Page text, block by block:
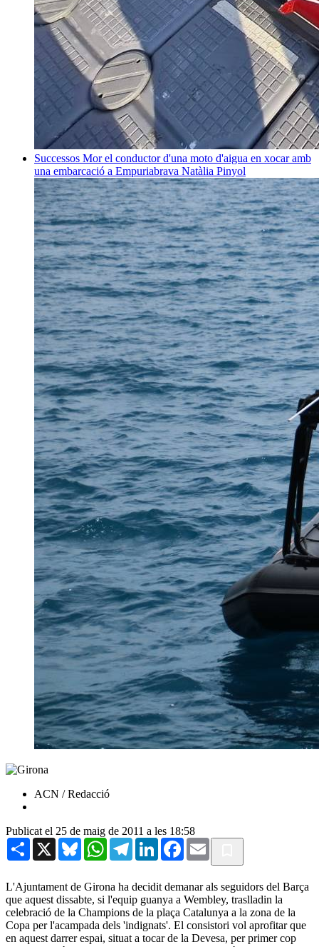
Successos Mor el conductor d'una moto d'aigua en xocar amb
una embarcació a Empuriabrava Natàlia Pinyol
ACN / Redacció
Publicat el 25 de maig de 2011 a les 18:58
Share X BlueskyWhatsAppTelegramLinkedInFacebook
Email
L'Ajuntament de Girona ha decidit demanar als seguidors del Barça
que aquest dissabte, si l'equip guanya a Wembley, traslladin la
celebració de la Champions de la plaça Catalunya a la zona de la
Copa per l'acampada dels 'indignats'. El consistori vol aprofitar que
en aquest darrer espai, situat a tocar de la Devesa, per primer cop